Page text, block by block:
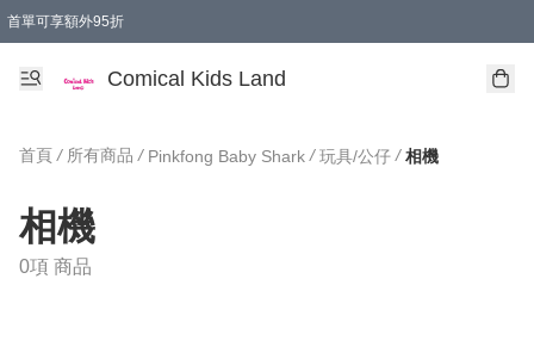
首單可享額外95折
Comical Kids Land
首頁 / 所有商品 / Pinkfong Baby Shark / 玩具/公仔 / 相機
相機
0項 商品